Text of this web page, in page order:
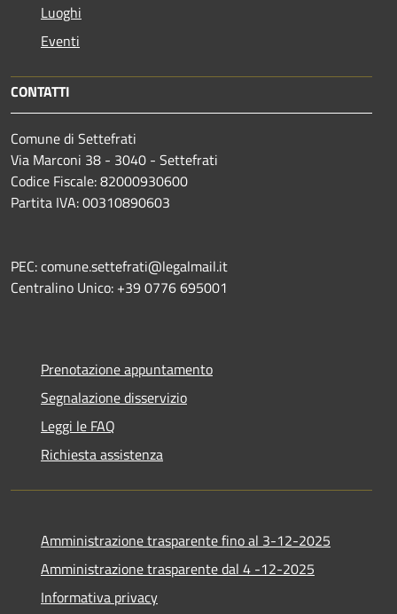
Luoghi
Eventi
CONTATTI
Comune di Settefrati
Via Marconi 38 - 3040 - Settefrati
Codice Fiscale: 82000930600
Partita IVA: 00310890603
PEC: comune.settefrati@legalmail.it
Centralino Unico: +39 0776 695001
Prenotazione appuntamento
Segnalazione disservizio
Leggi le FAQ
Richiesta assistenza
Amministrazione trasparente fino al 3-12-2025
Amministrazione trasparente dal 4 -12-2025
Informativa privacy